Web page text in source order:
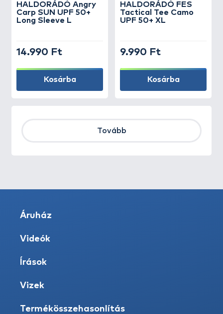
HALDORÁDÓ Angry
Carp SUN UPF 50+
Long Sleeve L
14.990 Ft
Kosárba
HALDORÁDÓ FES
Tactical Tee Camo
UPF 50+ XL
9.990 Ft
Kosárba
Tovább
Áruház
Videók
Írások
Vizek
Termékösszehasonlítás